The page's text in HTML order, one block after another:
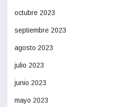
octubre 2023
septiembre 2023
agosto 2023
julio 2023
junio 2023
mayo 2023